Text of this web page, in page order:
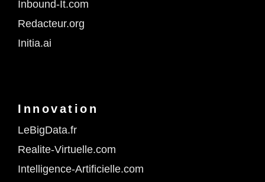
Inbound-It.com
Redacteur.org
Initia.ai
Innovation
LeBigData.fr
Realite-Virtuelle.com
Intelligence-Artificielle.com